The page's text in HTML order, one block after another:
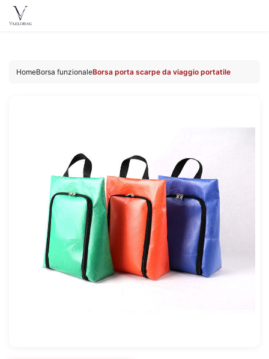
content
Vaelobag
HomeBorsa funzionaleBorsa porta scarpe da viaggio portatile